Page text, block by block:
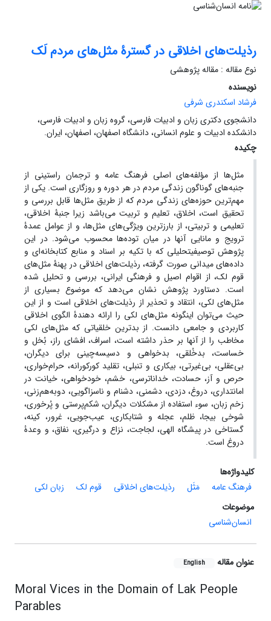
رذیلت‌های اخلاقی در گسترۀ مثل‌های مردم لَک
نوع مقاله : مقاله پژوهشی
نویسنده
فرشاد اسکندری شرفی
دانشجوی دکتری زبان و ادبیات فارسی، گروه زبان و ادبیات فارسی،
دانشکده ادبیات و علوم انسانی، دانشگاه اصفهان، اصفهان، ایران.
چکیده
مثل‌ها از مؤلفه‌های اصلی فرهنگ عامه و ترجمان راستینی از
جنبه‌های گوناگون زندگی مردم در هر دوره و روزگاری است. یکی از
مهم‌ترین حوزه‌های زندگی مردم که از طریق مثل‌ها قابل بررسی و
تحقیق است، اخلاق، تعلیم و تربیت می‌باشد زیرا جنبۀ اخلاقی،
تعلیمی و تربیتی، از بارزترین ویژگی‌های مثل‌ها، و از عوامل عمدۀ
ترویج و مانایی آنها در میان توده‌ها محسوب می‌شود. در این
پژوهش توصیفی­تحلیلی که با تکیه بر اسناد و منابع کتابخانه‌ای و
داده‌های میدانی صورت گرفته، رذیلت‌های اخلاقی در پهنۀ مثل‌های
قوم لک، از اقوام اصیل و فرهنگی ایرانی، بررسی و تحلیل شده
است. دستاورد پژوهش نشان می‌دهد که موضوع بسیاری از
مثل‌های لکی، انتقاد و تحذیر از رذیلت‌های اخلاقی است و از این
حیث می‌توان اینگونه مثل‌های لکی را ارائه دهندۀ الگوی اخلاقی
کاربردی و جامعی دانست. از بدترین خلقیاتی که مثل‌های لکی
مخاطب را از آنها بر حذر داشته است، اسراف، افشای راز، بُخل و
خساست، بدخُلقی، بدخواهی و دسیسه‌چینی برای دیگران،
بی‌عقلی، بی‌غیرتی، بیکاری و تنبلی، تقلید کورکورانه، حرام‌خواری،
حرص و آز، حسادت، خداناترسی، خشم، خودخواهی، خیانت در
امانتداری، دروغ، دزدی، دشمنی، دشنام و ناسزاگویی، دوبه‌هم‌زنی،
زخم زبان، سوء استفاده از مشکلات دیگران، شکم‌پرستی و پُرخوری،
شوخی بیجا، ظلم، عجله و شتابکاری، عیب‌جویی، غرور، کینه،
گستاخی در پیشگاه الهی، لجاجت، نزاع و درگیری، نفاق، و وعدۀ
دروغ است.
کلیدواژه‌ها
فرهنگ عامه
مَثَل رذیلت‌های اخلاقی قوم لک
زبان لکی
موضوعات
انسان‌شناسی
عنوان مقاله English
Moral Vices in the Domain of Lak People
Parables